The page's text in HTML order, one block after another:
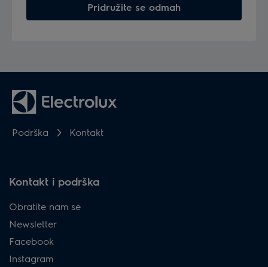
Pridružite se odmah
Podrška Kontakt
Kontakt i podrška
Obratite nam se
Newsletter
Facebook
Instagram